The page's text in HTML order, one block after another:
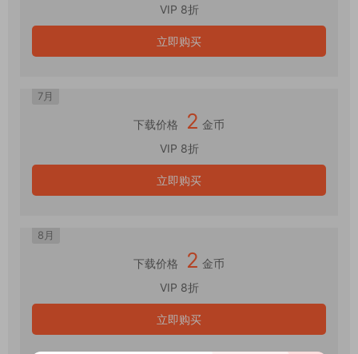
VIP 8折
立即购买
7月
下载价格 2 金币
VIP 8折
立即购买
8月
下载价格 2 金币
VIP 8折
立即购买